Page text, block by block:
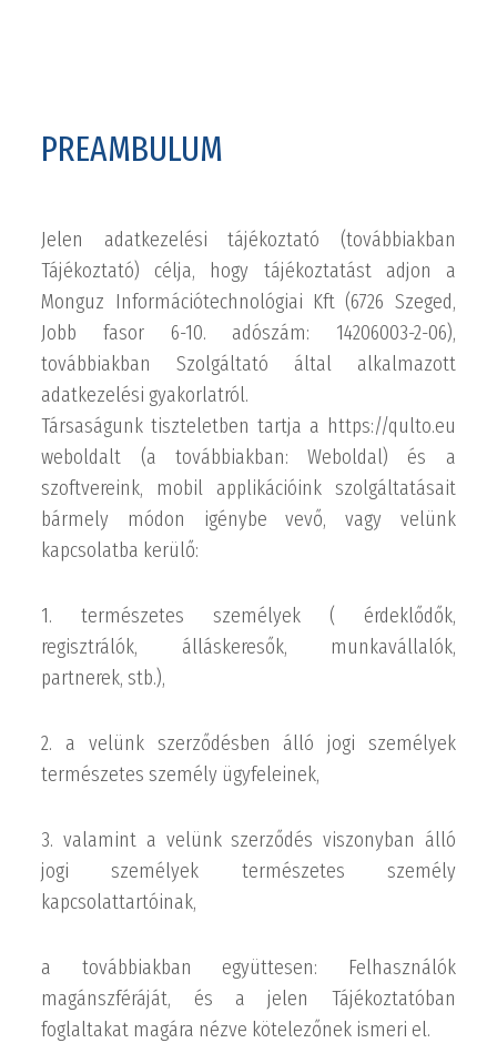
PREAMBULUM
Jelen adatkezelési tájékoztató (továbbiakban
Tájékoztató) célja, hogy tájékoztatást adjon a
Monguz Információtechnológiai Kft (6726 Szeged,
Jobb fasor 6-10. adószám: 14206003-2-06),
továbbiakban Szolgáltató által alkalmazott
adatkezelési gyakorlatról.
Társaságunk tiszteletben tartja a https://qulto.eu
weboldalt (a továbbiakban: Weboldal) és a
szoftvereink, mobil applikációink szolgáltatásait
bármely módon igénybe vevő, vagy velünk
kapcsolatba kerülő:
1. természetes személyek ( érdeklődők,
regisztrálók, álláskeresők, munkavállalók,
partnerek, stb.),
2. a velünk szerződésben álló jogi személyek
természetes személy ügyfeleinek,
3. valamint a velünk szerződés viszonyban álló
jogi személyek természetes személy
kapcsolattartóinak,
a továbbiakban együttesen: Felhasználók
magánszféráját, és a jelen Tájékoztatóban
foglaltakat magára nézve kötelezőnek ismeri el.